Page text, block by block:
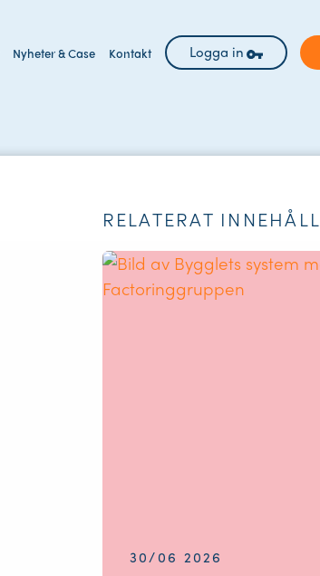
Nyheter & Case Kontakt Logga in
RELATERAT INNEHÅLL
30/06 2026